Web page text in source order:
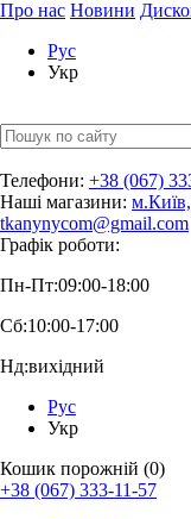
Про нас Новини
Рус
Укр
Телефони: +38 (067)
Наші магазини:
tkanynycom@gmail.com
Графік роботи:
Пн-Пт:09:00-18:00
Сб:10:00-17:00
Нд:вихідний
Рус
Укр
Кошик порожній (0)
+38 (067) 333-11-57